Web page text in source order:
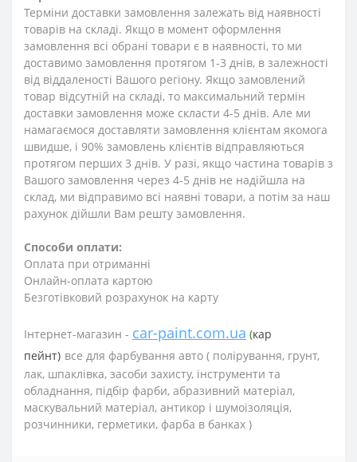
Терміни доставки замовлення залежать від наявності
товарів на складі. Якщо в момент оформлення
замовлення всі обрані товари є в наявності, то ми
доставимо замовлення протягом 1-3 днів, в залежності
від віддаленості Вашого регіону. Якщо замовлений
товар відсутній на складі, то максимальний термін
доставки замовлення може скласти 4-5 днів. Але ми
намагаємося доставляти замовлення клієнтам якомога
швидше, і 90% замовлень клієнтів відправляються
протягом перших 3 днів. У разі, якщо частина товарів з
Вашого замовлення через 4-5 днів не надійшла на
склад, ми відправимо всі наявні товари, а потім за наш
рахунок дійшли Вам решту замовлення.
Способи оплати:
Оплата при отриманні
Онлайн-оплата картою
Безготівковий розрахунок на карту
Інтернет-магазин - car-paint.com.ua (кар
пейнт) все для фарбування авто ( полірування, грунт,
лак, шпаклівка, засоби захисту, інструменти та
обладнання, підбір фарби, абразивний матеріал,
маскувальний матеріал, антикор і шумоізоляція,
розчинники, герметики, фарба в банках )